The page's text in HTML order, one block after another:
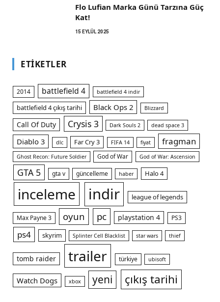
Flo Lufian Marka Günü Tarzına Güç
Kat!
15 EYLÜL 2025
ETIKETLER
2014 battlefield 4 battlefield 4 indir
battlefield 4 çıkış tarihi Black Ops 2 Blizzard
Call Of Duty Crysis 3 Dark Souls 2 dead space 3
Diablo 3 dlc Far Cry 3 FIFA 14 fiyat fragman
Ghost Recon: Future Soldier God of War God of War: Ascension
GTA 5 gta v güncelleme haber Halo 4
inceleme indir league of legends
Max Payne 3 oyun pc playstation 4 PS3
ps4 skyrim Splinter Cell Blacklist star wars thief
tomb raider trailer türkiye ubisoft
Watch Dogs xbox yeni çıkış tarihi